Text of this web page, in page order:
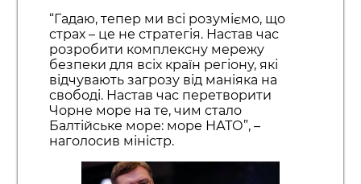
“Гадаю, тепер ми всі розуміємо, що
страх – це не стратегія. Настав час
розробити комплексну мережу
безпеки для всіх країн регіону, які
відчувають загрозу від маніяка на
свободі. Настав час перетворити
Чорне море на те, чим стало
Балтійське море: море НАТО”, –
наголосив міністр.